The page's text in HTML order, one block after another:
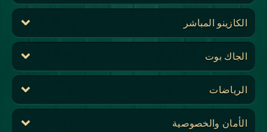
الكازينو المباشر
الجاك بوت
الرياضات
الأمان والخصوصية